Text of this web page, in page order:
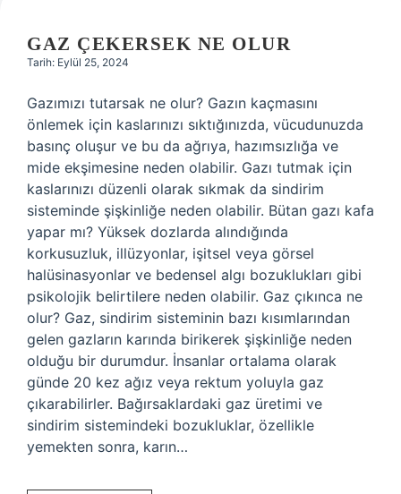
GAZ ÇEKERSEK NE OLUR
Tarih: Eylül 25, 2024
Gazımızı tutarsak ne olur? Gazın kaçmasını
önlemek için kaslarınızı sıktığınızda, vücudunuzda
basınç oluşur ve bu da ağrıya, hazımsızlığa ve
mide ekşimesine neden olabilir. Gazı tutmak için
kaslarınızı düzenli olarak sıkmak da sindirim
sisteminde şişkinliğe neden olabilir. Bütan gazı kafa
yapar mı? Yüksek dozlarda alındığında
korkusuzluk, illüzyonlar, işitsel veya görsel
halüsinasyonlar ve bedensel algı bozuklukları gibi
psikolojik belirtilere neden olabilir. Gaz çıkınca ne
olur? Gaz, sindirim sisteminin bazı kısımlarından
gelen gazların karında birikerek şişkinliğe neden
olduğu bir durumdur. İnsanlar ortalama olarak
günde 20 kez ağız veya rektum yoluyla gaz
çıkarabilirler. Bağırsaklardaki gaz üretimi ve
sindirim sistemindeki bozukluklar, özellikle
yemekten sonra, karın…